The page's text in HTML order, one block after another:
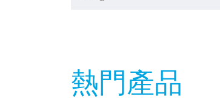
熱門產品